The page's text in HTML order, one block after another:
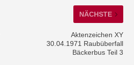
NÄCHSTE
Aktenzeichen XY
30.04.1971 Raubüberfall
Bäckerbus Teil 3